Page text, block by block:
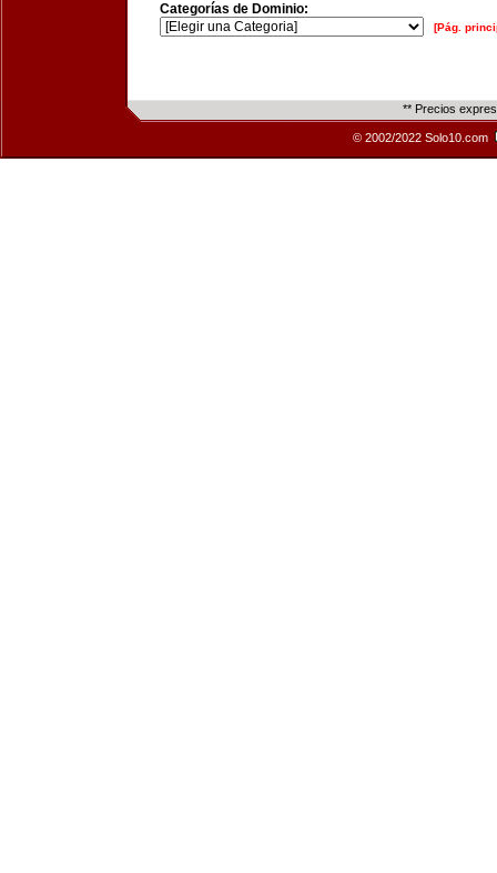
Categorías de Dominio:
[Pág.
** Precios
© 2002/2022 Solo10.com